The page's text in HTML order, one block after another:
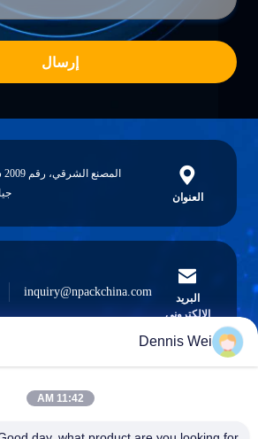
إرسال
العنوان
البريد
الإلكتروني
inquiry@npackchina.com
0086-21-66035560
Dennis Wei
11:42 AM